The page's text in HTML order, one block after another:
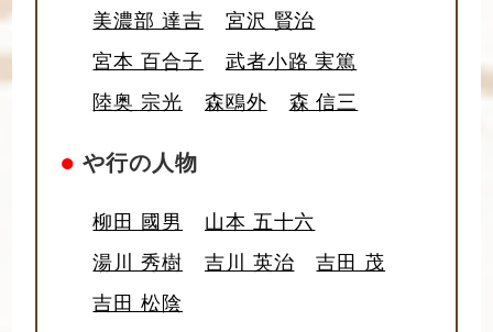
美濃部 達吉
宮沢 賢治
宮本 百合子
武者小路 実篤
陸奥 宗光
森鴎外 森 信三
● や行の人物
柳田 國男
山本 五十六
湯川 秀樹
吉川 英治
吉田 茂
吉田 松陰